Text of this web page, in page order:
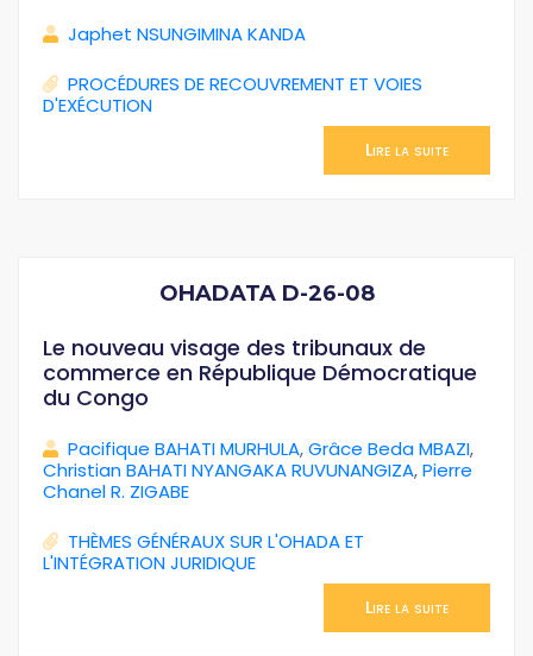
Japhet NSUNGIMINA KANDA
PROCÉDURES DE RECOUVREMENT ET VOIES
D'EXÉCUTION
Lire la suite
OHADATA D-26-08
Le nouveau visage des tribunaux de
commerce en République Démocratique
du Congo
Pacifique BAHATI MURHULA,Grâce Beda MBAZI,
Christian BAHATI NYANGAKA RUVUNANGIZA,Pierre
Chanel R. ZIGABE
THÈMES GÉNÉRAUX SUR L'OHADA ET
L'INTÉGRATION JURIDIQUE
Lire la suite